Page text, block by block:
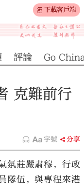
下載客戶端
評論 Go
克難前行
字號 分享
氛莊嚴肅穆，行政
隊伍，與專程來港